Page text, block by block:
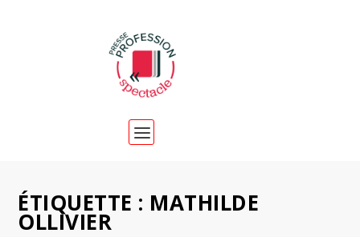
ÉTIQUETTE : MATHILDE
OLLIVIER